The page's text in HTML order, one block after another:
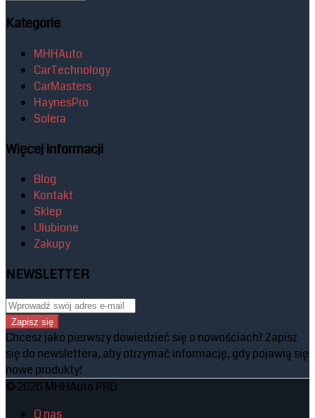
Kategorie
MHHAuto
CarTechnology
CarMasters
HaynesPro
Solera
Więcej informacji
Blog
Kontakt
Sklep
Ulubione
Zakupy
NEWSLETTER
Zapisz się
Chcesz jako pierwszy dowiedzieć się o nowościach? Zapisz
się do newslettera, aby otrzymać informację, gdy pojawią się
nowe produkty!
© 2026 MHHAuto PRO
O nas